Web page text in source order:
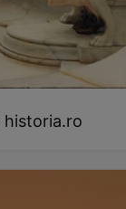
historia.ro